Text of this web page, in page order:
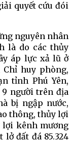
quyết cứu đói
nguyên nhân
là do các thủy
áp lực xả lũ ở
huy phòng,
tỉnh Phú Yên,
9 người trên địa
bị ngập nước,
thông, thủy lợi
lợi kênh mương
đất đá 85.324